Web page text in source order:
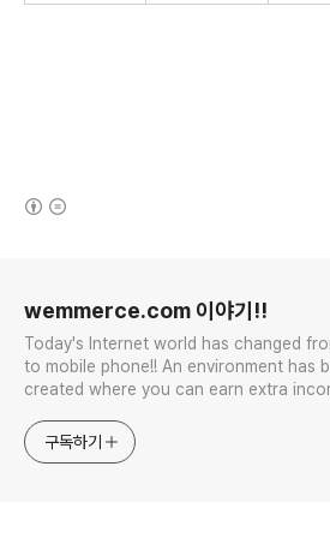
wemmerce.com 이야기!!
Today's Internet world has changed
to mobile phone!! An environment has
created where you can earn extra
competition. Now let’s turn our eyes to
You can enter
구독하기